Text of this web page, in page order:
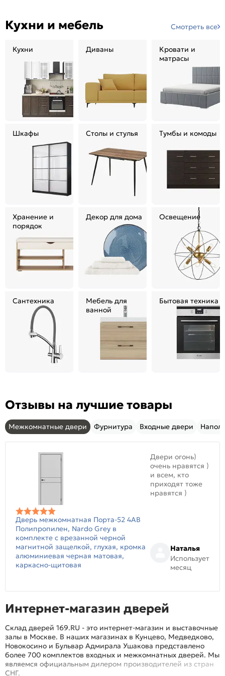
Кухни и мебель Смотреть все
Кухни Диваны
Кровати и
матрасы
Шкафы Столы и стулья Тумбы и комоды
Хранение и
порядок
Декор для дома Освещение
Сантехника
Мебель для
ванной
Бытовая техника
Отзывы на лучшие товары
Межкомнатные двери Фурнитура Входные двери
Дверь межкомнатная Порта-52 4AB
Полипропилен, Nardo Grey в
комплекте с врезанной черной
магнитной защелкой, глухая, кромка
алюминиевая черная матовая,
каркасно-щитовая
Двери огонь)
очень нравятся )
и всем, кто
приходят тоже
нравятся )
Наталья
Использует
месяц
Интернет-магазин дверей
Склад дверей 169.RU - это интернет-магазин и выставочные
залы в Москве. В наших магазинах в Кунцево, Медведково,
Новокосино и Бульвар Адмирала Ушакова представлено
более 700 комплектов входных и межкомнатных дверей. Мы
являемся официальным дилером производителей из стран
СНГ.